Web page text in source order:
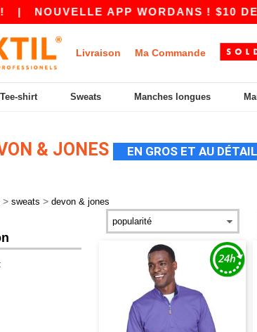
NOUVELLE APP WORDANS ! $10 DE
Livraison Ma Commande
Tee-shirt Sweats Manches longues
& JONES EN GROS ET AU DÉTAIL
> sweats > devon & jones